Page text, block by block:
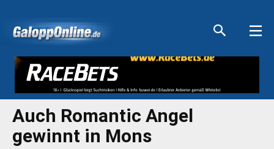
Auch Romantic Angel
gewinnt in Mons